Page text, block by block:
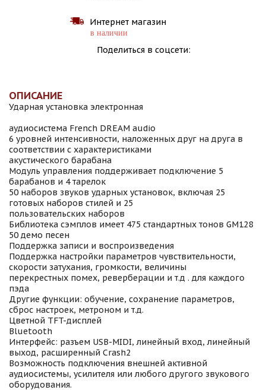
Интернет магазин
в наличии
Поделиться в соцсети:
ОПИСАНИЕ
Ударная установка электронная
аудиосистема French DREAM audio
6 уровней интенсивности, наложенных друг на друга в
соответствии с характеристиками
акустического барабана
Модуль управления поддерживает подключение 5
барабанов и 4 тарелок
50 наборов звуков ударных установок, включая 25
готовых наборов стилей и 25
пользовательских наборов
Библиотека сэмплов имеет 475 стандартных тонов GM128
50 демо песен
Поддержка записи и воспроизведения
Поддержка настройки параметров чувствительности,
скорости затухания, громкости, величины
перекрестных помех, реверберации и т.д . для каждого
пэда
Другие функции: обучение, сохранение параметров,
сброс настроек, метроном и т.д.
Цветной TFT-дисплей
Bluetooth
Интерфейс: разъем USB-MIDI, линейный вход, линейный
выход, расширенный Crash2
Возможность подключения внешней активной
аудиосистемы, усилителя или любого другого звукового
оборудования.